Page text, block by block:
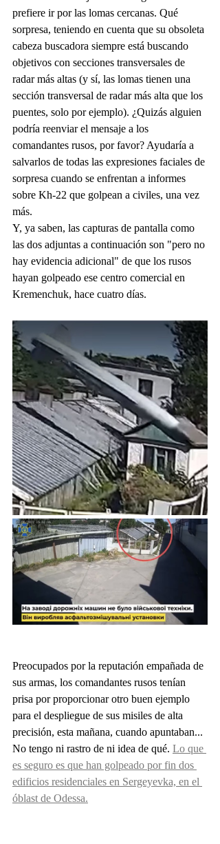
prefiere ir por las lomas cercanas. Qué
sorpresa, teniendo en cuenta que su obsoleta
cabeza buscadora siempre está buscando
objetivos con secciones transversales de
radar más altas (y sí, las lomas tienen una
sección transversal de radar más alta que los
puentes, solo por ejemplo). ¿Quizás alguien
podría reenviar el mensaje a los
comandantes rusos, por favor? Ayudaría a
salvarlos de todas las expresiones faciales de
sorpresa cuando se enfrentan a informes
sobre Kh-22 que golpean a civiles, una vez
más.
Y, ya saben, las capturas de pantalla como
las dos adjuntas a continuación son "pero no
hay evidencia adicional" de que los rusos
hayan golpeado ese centro comercial en
Kremenchuk, hace cuatro días.
Preocupados por la reputación empañada de
sus armas, los comandantes rusos tenían
prisa por proporcionar otro buen ejemplo
para el despliegue de sus misiles de alta
precisión, esta mañana, cuando apuntaban...
No tengo ni rastro de ni idea de qué. Lo que
es seguro es que han golpeado por fin dos
edificios residenciales en Sergeyevka, en el
óblast de Odessa.